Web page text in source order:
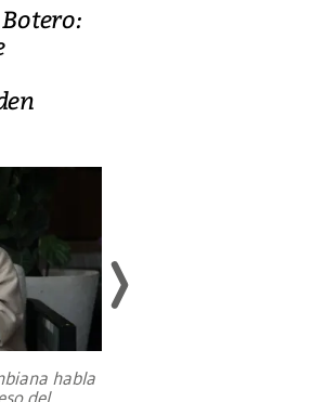
habla
del